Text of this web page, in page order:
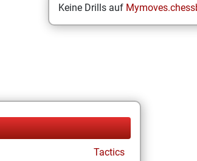
Keine Drills auf
Tactics